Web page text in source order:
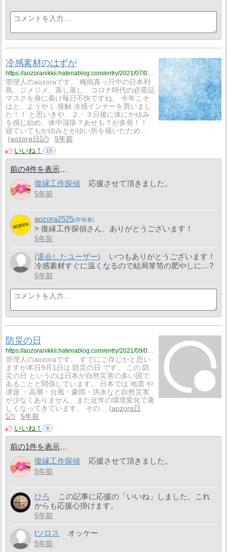
冷感素材のはずが
管理人のaozoraです。 梅雨真っ只中の日本列
島、ジメジメ、蒸し蒸し、コロナ時代の必需品
マスクを身に着け毎日不快ですね。 今年こそ
はと、ようやく 接触 冷感インナーを買いまし
た！！ と思いきや、２・３日後に体にかゆみ
を感じ始め、体中湿疹？あせも？が多発！！
寝ていてもかゆみとかゆい所を掻いたため…
aozora日記
5年前
いいね！
15
前の4件を表示
復縁工作探偵
応援させて頂きました。
5年前
aozora2525
> 復縁工作探偵さん、ありがとうございます！
5年前
(退会したユーザー)
いつもありがとうございます！
冷感素材すぐに温くなるので結局箪笥の肥やしに…?
5年前
防災の日
管理人のaozoraです。 すでにご存じかと思い
ますが本日9月1日は 防災の日 です。 この 防
災の日 というのは日本が自然災害の多い国で
あることと関係しています。 日本では 地震 や
津波 ・高潮・台風・豪雨・洪水など自然災害
が少なくありません、また近年の環境変化で著
しくなってきています。 その…
aozora日
記
5年前
いいね！
8
前の1件を表示
復縁工作探偵
応援させて頂きました。
5年前
ひろ
この記事に応援の「いいね」しました。これ
からも応援心掛けます。
5年前
tソロス オッケー
5年前